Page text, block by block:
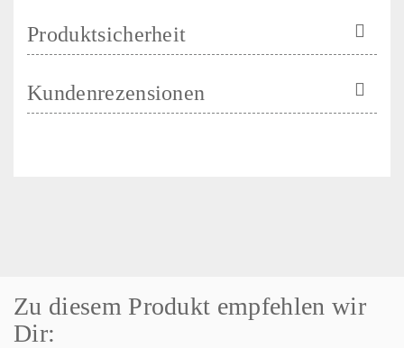
Produktsicherheit
Kundenrezensionen
Zu diesem Produkt empfehlen wir
Dir: